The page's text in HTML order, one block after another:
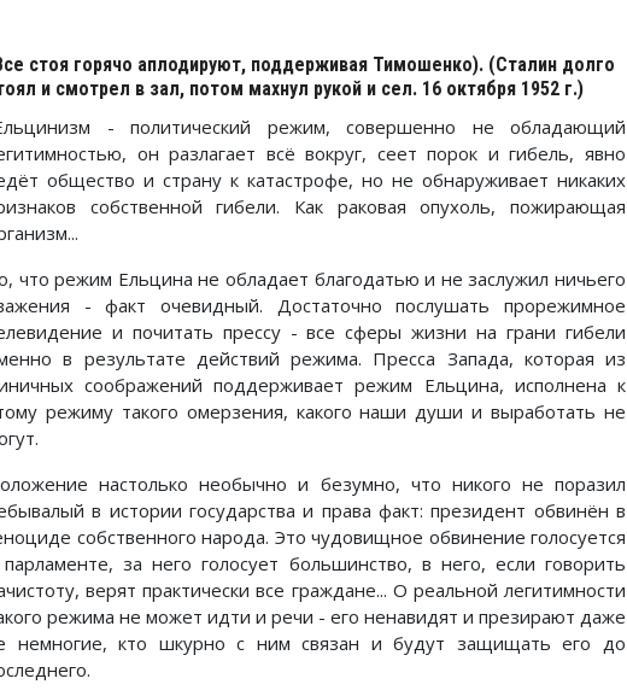
стоя горячо аплодируют, поддерживая Тимошенко). (Сталин долго
и смотрел в зал, потом махнул рукой и сел. 16 октября 1952 г.)
- политический режим, совершенно не обладающий
он разлагает всё вокруг, сеет порок и гибель, явно
общество и страну к катастрофе, но не обнаруживает никаких
собственной гибели. Как раковая опухоль, пожирающая
что режим Ельцина не обладает благодатью и не заслужил ничьего
- факт очевидный. Достаточно послушать прорежимное
и почитать прессу - все сферы жизни на грани гибели
в результате действий режима. Пресса Запада, которая из
соображений поддерживает режим Ельцина, исполнена к
режиму такого омерзения, какого наши души и выработать не
настолько необычно и безумно, что никого не поразил
в истории государства и права факт: президент обвинён в
собственного народа. Это чудовищное обвинение голосуется
за него голосует большинство, в него, если говорить
верят практически все граждане... О реальной легитимности
режима не может идти и речи - его ненавидят и презирают даже
немногие, кто шкурно с ним связан и будут защищать его до